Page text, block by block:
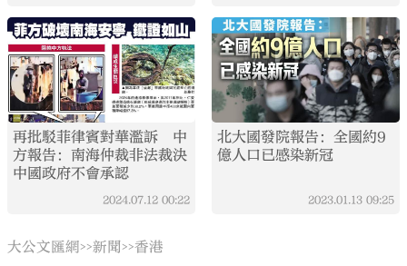
再批駁菲律賓對華濫訴 中
方報告：南海仲裁非法裁決
中國政府不會承認
2024.07.12 00:22
北大國發院報告：全國約9
億人口已感染新冠
2023.01.13 09:25
大公文匯網>>新聞>>香港